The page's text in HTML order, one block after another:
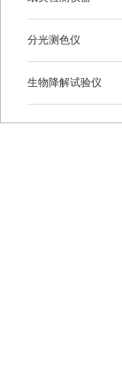
分光测色仪
生物降解试验仪